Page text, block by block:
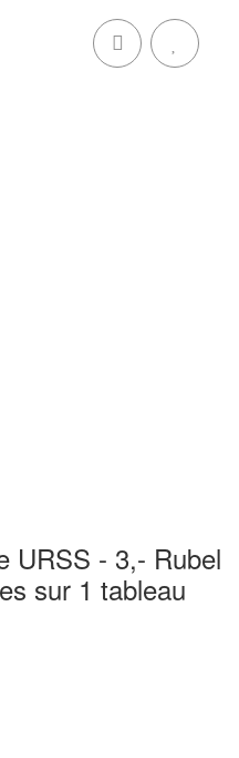
URSS - 3,- Rubel
sur 1 tableau